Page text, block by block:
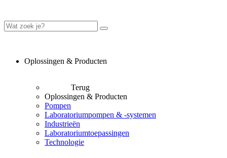
Oplossingen & Producten
Terug
Oplossingen & Producten
Pompen
Laboratoriumpompen & -systemen
Industrieën
Laboratoriumtoepassingen
Technologie